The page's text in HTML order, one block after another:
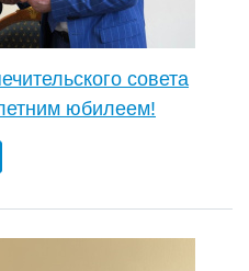
совета
юбилеем!